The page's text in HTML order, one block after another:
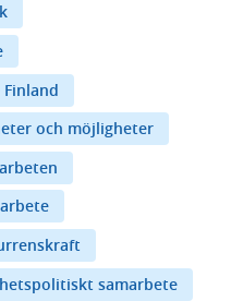
och möjligheter
samarbete